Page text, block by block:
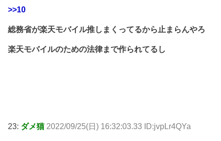
>>10
総務省が楽天モバイル推しまくってるから止まらんやろ
楽天モバイルのための法律まで作られてるし
23: ダメ猫 2022/09/25(日) 16:32:03.33 ID:jvpLr4QYa